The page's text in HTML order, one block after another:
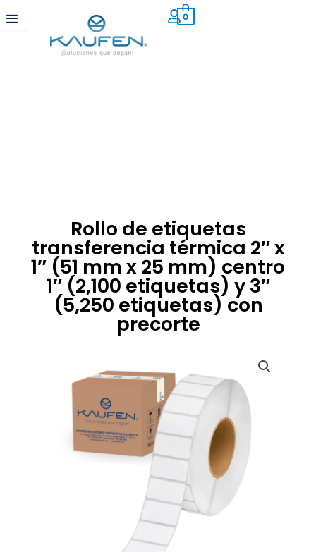
al
contenido
0
Rollo de etiquetas
transferencia térmica 2″ x
1″ (51 mm x 25 mm) centro
1″ (2,100 etiquetas) y 3″
(5,250 etiquetas) con
precorte